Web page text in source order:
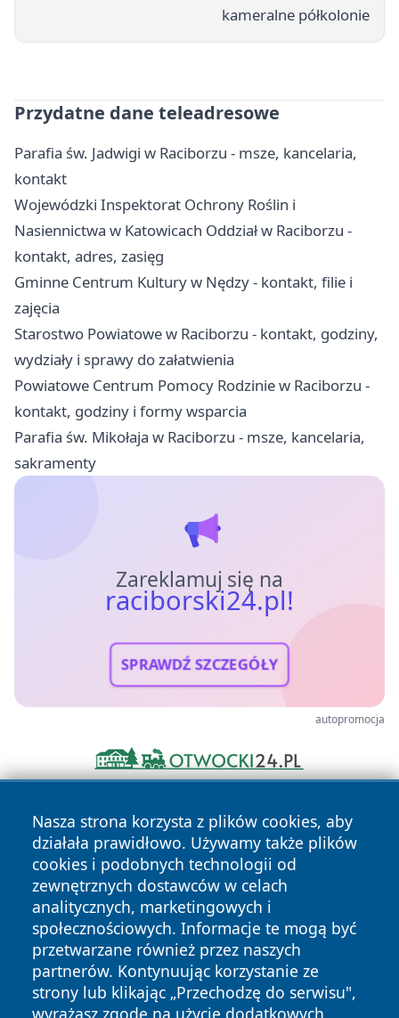
kameralne półkolonie
Przydatne dane teleadresowe
Parafia św. Jadwigi w Raciborzu - msze, kancelaria,
kontakt
Wojewódzki Inspektorat Ochrony Roślin i
Nasiennictwa w Katowicach Oddział w Raciborzu -
kontakt, adres, zasięg
Gminne Centrum Kultury w Nędzy - kontakt, filie i
zajęcia
Starostwo Powiatowe w Raciborzu - kontakt, godziny,
wydziały i sprawy do załatwienia
Powiatowe Centrum Pomocy Rodzinie w Raciborzu -
kontakt, godziny i formy wsparcia
Parafia św. Mikołaja w Raciborzu - msze, kancelaria,
sakramenty
Zareklamuj się na
raciborski24.pl!
SPRAWDŹ SZCZEGÓŁY
autopromocja
Nasza strona korzysta z plików cookies, aby
działała prawidłowo. Używamy także plików
cookies i podobnych technologii od
zewnętrznych dostawców w celach
analitycznych, marketingowych i
społecznościowych. Informacje te mogą być
przetwarzane również przez naszych
partnerów. Kontynuując korzystanie ze
strony lub klikając „Przechodzę do serwisu",
wyrażasz zgodę na użycie dodatkowych
Copyright © 2026 raciborski24.pl Wszystkie prawa
zastrzeżone.
News Autorzy
Polityka
Polityka